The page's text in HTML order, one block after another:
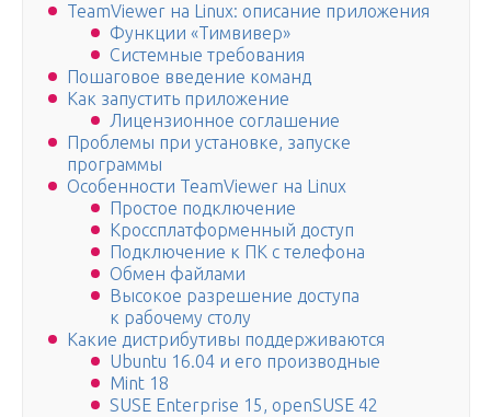
TeamViewer на Linux: описание приложения
Функции «Тимвивер»
Системные требования
Пошаговое введение команд
Как запустить приложение
Лицензионное соглашение
Проблемы при установке, запуске
программы
Особенности TeamViewer на Linux
Простое подключение
Кроссплатформенный доступ
Подключение к ПК с телефона
Обмен файлами
Высокое разрешение доступа
к рабочему столу
Какие дистрибутивы поддерживаются
Ubuntu 16.04 и его производные
Mint 18
SUSE Enterprise 15, openSUSE 42